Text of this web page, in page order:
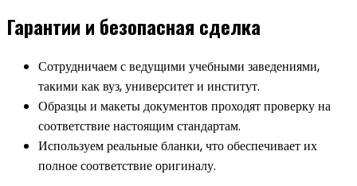
Гарантии и безопасная сделка
Сотрудничаем с ведущими учебными заведениями,
такими как вуз, университет и институт.
Образцы и макеты документов проходят проверку на
соответствие настоящим стандартам.
Используем реальные бланки, что обеспечивает их
полное соответствие оригиналу.